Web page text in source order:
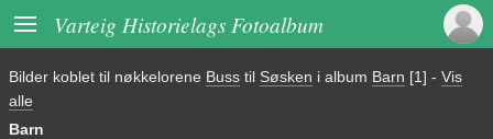
 Varteig Historielags Fotoalbum
Bilder koblet til nøkkelorene Buss til Søsken i album Barn [1] - Vis
alle
Barn